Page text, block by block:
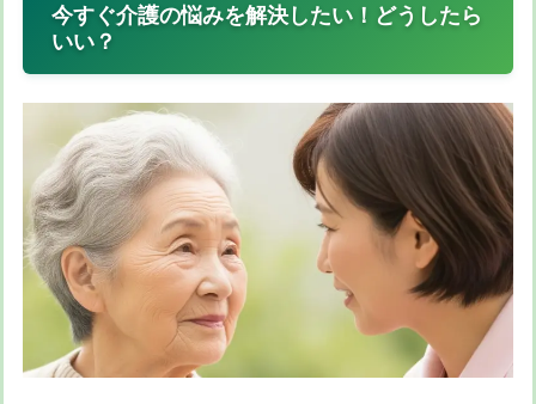
今すぐ介護の悩みを解決したい！どうしたら
いい？